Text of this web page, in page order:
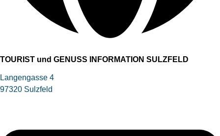
TOURIST und GENUSS INFORMATION SULZFELD
Langengasse 4
97320 Sulzfeld